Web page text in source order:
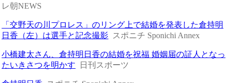
レ朝NEWS
「交野天の川プロレス」のリング上で結婚を発表した倉持明
日香（左）は選手と記念撮影 スポニチ Sponichi Annex
小橋建太さん、倉持明日香の結婚を祝福 婚姻届の証人となっ
たいきさつを明かす
日刊スポーツ